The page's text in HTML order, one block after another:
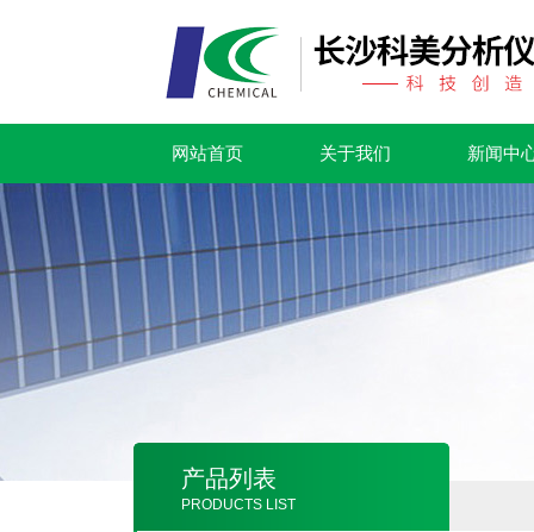
网站首页 关于我们 新闻中
产品列表
PRODUCTS LIST